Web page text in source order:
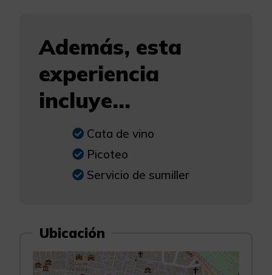
Además, esta
experiencia
incluye...
Cata de vino
Picoteo
Servicio de sumiller
Ubicación